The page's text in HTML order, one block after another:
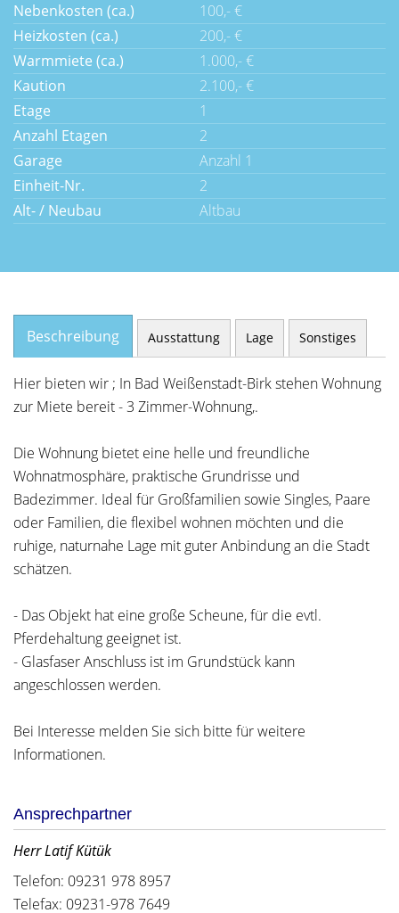
Nebenkosten (ca.)
100,- €
Heizkosten (ca.)
200,- €
Warmmiete (ca.)
1.000,- €
Kaution
2.100,- €
Etage
1
Anzahl Etagen
2
Garage
Anzahl 1
Einheit-Nr.
2
Alt- / Neubau
Altbau
Beschreibung Ausstattung Lage Sonstiges
Hier bieten wir ; In Bad Weißenstadt-Birk stehen Wohnung
zur Miete bereit - 3 Zimmer-Wohnung,.
Die Wohnung bietet eine helle und freundliche
Wohnatmosphäre, praktische Grundrisse und
Badezimmer. Ideal für Großfamilien sowie Singles, Paare
oder Familien, die flexibel wohnen möchten und die
ruhige, naturnahe Lage mit guter Anbindung an die Stadt
schätzen.
- Das Objekt hat eine große Scheune, für die evtl.
Pferdehaltung geeignet ist.
- Glasfaser Anschluss ist im Grundstück kann
angeschlossen werden.
Bei Interesse melden Sie sich bitte für weitere
Informationen.
Ansprechpartner
Herr Latif Kütük
Telefon: 09231 978 8957
Telefax: 09231-978 7649